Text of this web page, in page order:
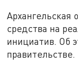
Архангельская
средства на
инициатив. Об
правительстве.